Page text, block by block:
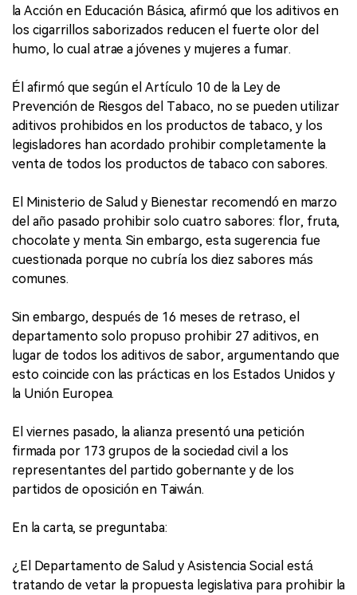
la Acción en Educación Básica, afirmó que los aditivos en
los cigarrillos saborizados reducen el fuerte olor del
humo, lo cual atrae a jóvenes y mujeres a fumar.
Él afirmó que según el Artículo 10 de la Ley de
Prevención de Riesgos del Tabaco, no se pueden utilizar
aditivos prohibidos en los productos de tabaco, y los
legisladores han acordado prohibir completamente la
venta de todos los productos de tabaco con sabores.
El Ministerio de Salud y Bienestar recomendó en marzo
del año pasado prohibir solo cuatro sabores: flor, fruta,
chocolate y menta. Sin embargo, esta sugerencia fue
cuestionada porque no cubría los diez sabores más
comunes.
Sin embargo, después de 16 meses de retraso, el
departamento solo propuso prohibir 27 aditivos, en
lugar de todos los aditivos de sabor, argumentando que
esto coincide con las prácticas en los Estados Unidos y
la Unión Europea.
El viernes pasado, la alianza presentó una petición
firmada por 173 grupos de la sociedad civil a los
representantes del partido gobernante y de los
partidos de oposición en Taiwán.
En la carta, se preguntaba:
¿El Departamento de Salud y Asistencia Social está
tratando de vetar la propuesta legislativa para prohibir la